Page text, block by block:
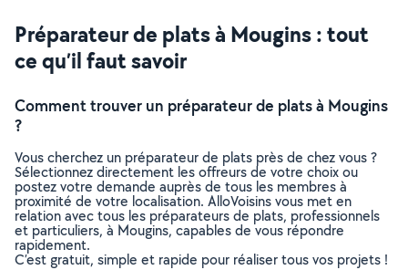
Préparateur de plats à Mougins : tout
ce qu’il faut savoir
Comment trouver un préparateur de plats à Mougins
?
Vous cherchez un préparateur de plats près de chez vous ?
Sélectionnez directement les offreurs de votre choix ou
postez votre demande auprès de tous les membres à
proximité de votre localisation. AlloVoisins vous met en
relation avec tous les préparateurs de plats, professionnels
et particuliers, à Mougins, capables de vous répondre
rapidement.
C’est gratuit, simple et rapide pour réaliser tous vos projets !